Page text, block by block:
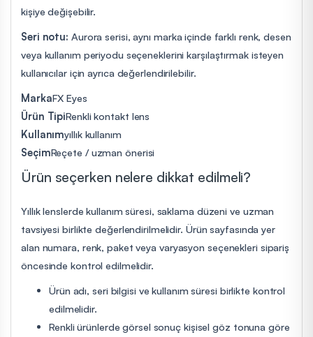
kişiye değişebilir.
Seri notu: Aurora serisi, aynı marka içinde farklı renk, desen
veya kullanım periyodu seçeneklerini karşılaştırmak isteyen
kullanıcılar için ayrıca değerlendirilebilir.
MarkaFX Eyes
Ürün TipiRenkli kontakt lens
Kullanımyıllık kullanım
SeçimReçete / uzman önerisi
Ürün seçerken nelere dikkat edilmeli?
Yıllık lenslerde kullanım süresi, saklama düzeni ve uzman
tavsiyesi birlikte değerlendirilmelidir. Ürün sayfasında yer
alan numara, renk, paket veya varyasyon seçenekleri sipariş
öncesinde kontrol edilmelidir.
Ürün adı, seri bilgisi ve kullanım süresi birlikte kontrol
edilmelidir.
Renkli ürünlerde görsel sonuç kişisel göz tonuna göre